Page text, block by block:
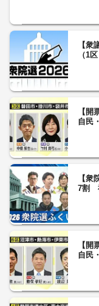
【
（1
【
自民
【
7割
【
自民